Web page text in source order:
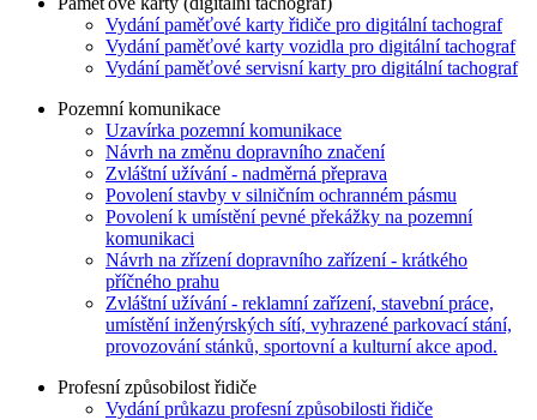
Vydání paměťové karty řidiče pro digitální tachograf
Vydání paměťové karty vozidla pro digitální tachograf
Vydání paměťové servisní karty pro digitální tachograf
Pozemní komunikace
Uzavírka pozemní komunikace
Návrh na změnu dopravního značení
Zvláštní užívání - nadměrná přeprava
Povolení stavby v silničním ochranném pásmu
Povolení k umístění pevné překážky na pozemní
komunikaci
Návrh na zřízení dopravního zařízení - krátkého
příčného prahu
Zvláštní užívání - reklamní zařízení, stavební práce,
umístění inženýrských sítí, vyhrazené parkovací stání,
provozování stánků, sportovní a kulturní akce apod.
Profesní způsobilost řidiče
Vydání průkazu profesní způsobilosti řidiče